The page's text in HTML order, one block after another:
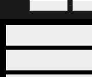
·
Über uns